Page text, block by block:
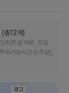
총12개)
/취준생 여부, 주요
자가능시간 (1주당),
광고